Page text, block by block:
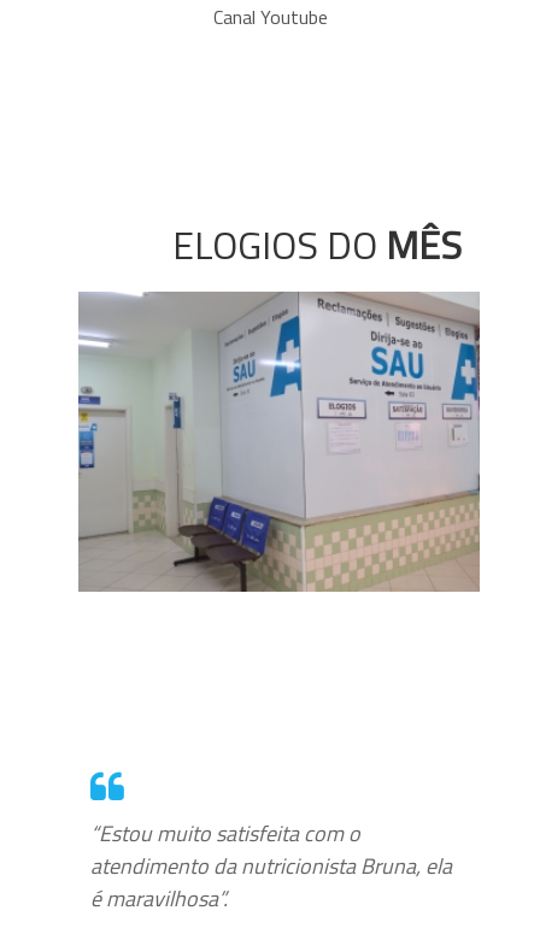
Canal Youtube
ELOGIOS DO MÊS
“Estou muito satisfeita com o
atendimento da nutricionista Bruna, ela
é maravilhosa”.